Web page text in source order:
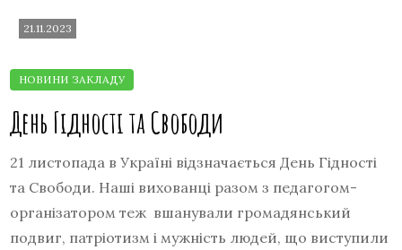
21.11.2023
День Гідності та Свободи
21 листопада в Україні відзначається День Гідності
та Свободи. Наші вихованці разом з педагогом-
організатором теж вшанували громадянський
подвиг, патріотизм і мужність людей, що виступили